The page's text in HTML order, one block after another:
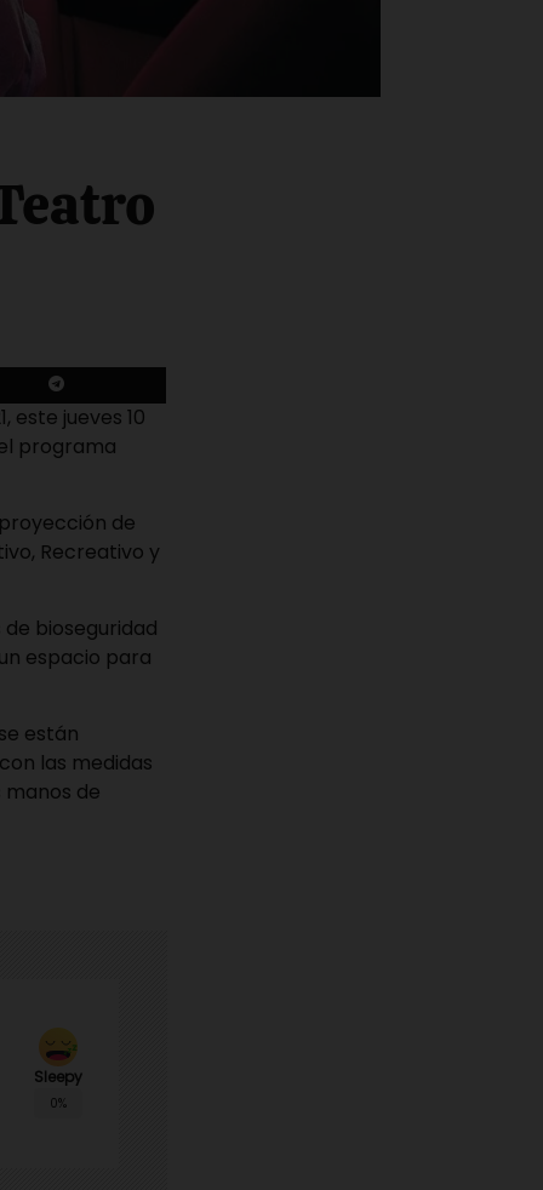
este jueves 10
programa
de
Recreativo y
bioseguridad
espacio para
están
las medidas
de
Sleepy
0%